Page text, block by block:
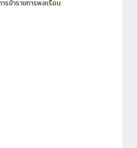
รพัฒนาระบบราชการ
ข้าราชการพลเรือน